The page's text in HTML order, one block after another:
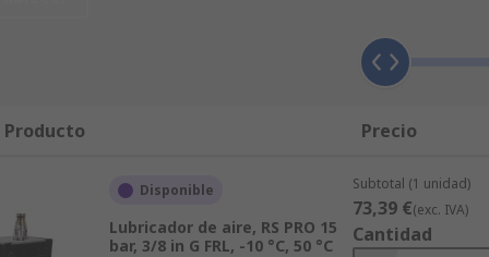
disponemos de un servicio de soporte técnico
productos de Lubricadores de Aire Neumáticos se
por RS. La satisfacción del cliente es lo más
de Aire Neumáticos llegará en 24/48 h. ¿Necesita
cantidades en artículos fabricados por SKF? Con
lo que usted necesita con entrega en 24/48 h en más
usted compre online en RS, se dará cuenta de que
Producto Precio
Disponible
Lubricador de aire, RS PRO 15
bar, 3/8 in G FRL, -10 °C, 50 °C
Subtotal (1 unidad)
73,39 €(exc. IVA)
Cantidad